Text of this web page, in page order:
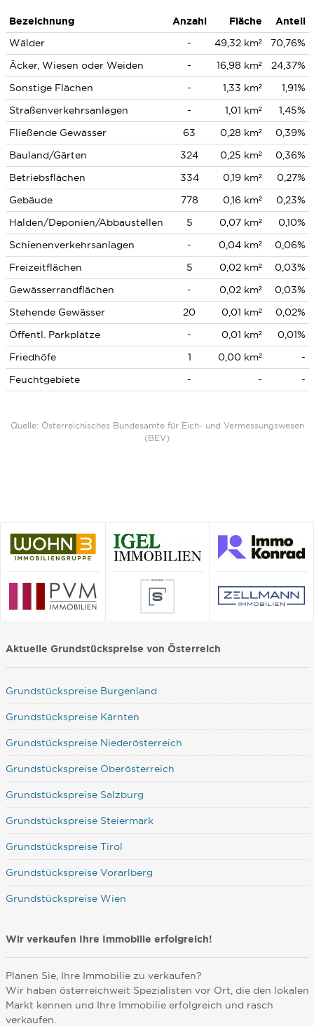
Bezeichnung Anzahl Fläche
Anteil
Wälder
- 49,32 km²
70,76%
Äcker, Wiesen oder Weiden
- 16,98 km²
24,37%
Sonstige Flächen
- 1,33 km²
1,91%
Straßenverkehrsanlagen
- 1,01 km²
1,45%
Fließende Gewässer
63 0,28 km²
0,39%
Bauland/Gärten
324 0,25 km²
0,36%
Betriebsflächen
334 0,19 km²
0,27%
Gebäude
778 0,16 km²
0,23%
Halden/Deponien/Abbaustellen
5 0,07 km²
0,10%
Schienenverkehrsanlagen
- 0,04 km²
0,06%
Freizeitflächen
5 0,02 km²
0,03%
Gewässerrandflächen
- 0,02 km²
0,03%
Stehende Gewässer
20 0,01 km²
0,02%
Öffentl. Parkplätze
- 0,01 km²
0,01%
Friedhöfe
1 0,00 km²
-
Feuchtgebiete
- - -
Quelle: Österreichisches Bundesamte für Eich- und Vermessungswesen
(BEV)
Aktuelle Grundstückspreise von Österreich
Grundstückspreise Burgenland
Grundstückspreise Kärnten
Grundstückspreise Niederösterreich
Grundstückspreise Oberösterreich
Grundstückspreise Salzburg
Grundstückspreise Steiermark
Grundstückspreise Tirol
Grundstückspreise Vorarlberg
Grundstückspreise Wien
Wir verkaufen Ihre Immobilie erfolgreich!
Planen Sie, Ihre Immobilie zu verkaufen?
Wir haben österreichweit Spezialisten vor Ort, die den lokalen
Markt kennen und Ihre Immobilie erfolgreich und rasch
verkaufen.